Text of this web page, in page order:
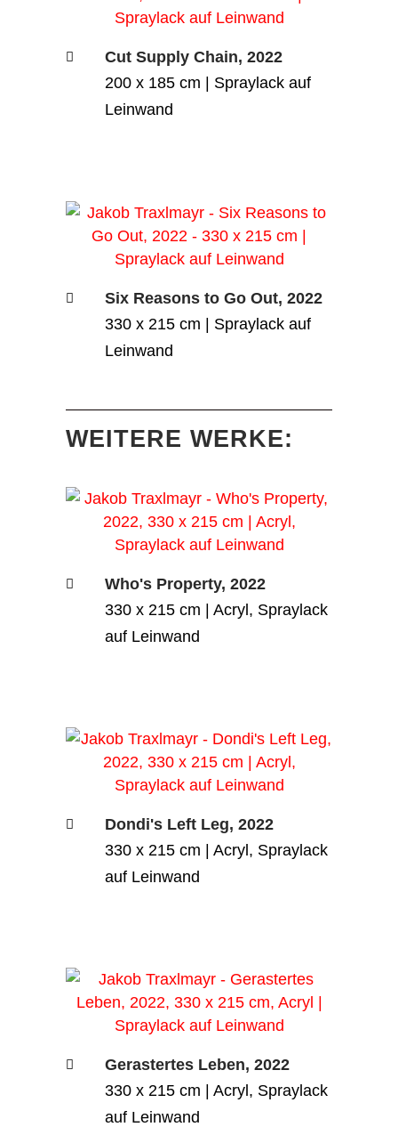
Cut Supply Chain, 2022
200 x 185 cm | Spraylack auf
Leinwand
Six Reasons to Go Out, 2022
330 x 215 cm | Spraylack auf
Leinwand
WEITERE WERKE:
Who's Property, 2022
330 x 215 cm | Acryl, Spraylack
auf Leinwand
Dondi's Left Leg, 2022
330 x 215 cm | Acryl, Spraylack
auf Leinwand
Gerastertes Leben, 2022
330 x 215 cm | Acryl, Spraylack
auf Leinwand